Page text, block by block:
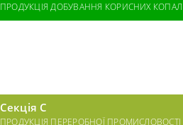
ПРОДУКЦІЯ ДОБУВАННЯ КОРИСНИХ
Секція C
ПРОДУКЦІЯ ПЕРЕРОБНОЇ ПРОМИСЛОВОСТІ